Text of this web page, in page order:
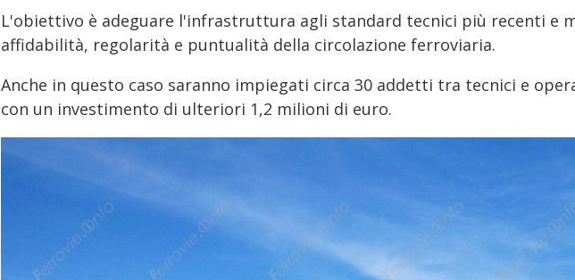
L'obiettivo è adeguare l'infrastruttura agli standard tecnici più recenti e
affidabilità, regolarità e puntualità della circolazione ferroviaria.
Anche in questo caso saranno impiegati circa 30 addetti tra tecnici e
con un investimento di ulteriori 1,2 milioni di euro.